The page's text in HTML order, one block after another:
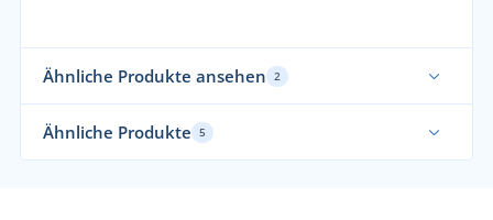
Ähnliche Produkte ansehen 2
Ähnliche Produkte 5